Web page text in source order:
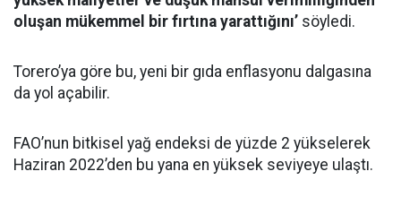
oluşan mükemmel bir fırtına yarattığını’ söyledi.
Torero’ya göre bu, yeni bir gıda enflasyonu dalgasına
da yol açabilir.
FAO’nun bitkisel yağ endeksi de yüzde 2 yükselerek
Haziran 2022’den bu yana en yüksek seviyeye ulaştı.